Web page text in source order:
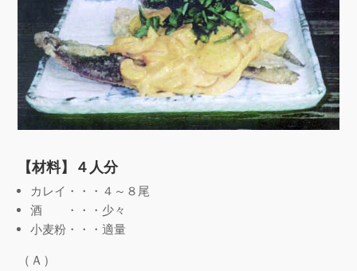
【材料】４人分
カレイ・・・４～８尾
酒 ・・・少々
小麦粉・・・適量
（Ａ）